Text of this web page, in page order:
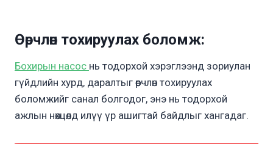
Өөрчлөн тохируулах боломж:
Бохирын насос нь тодорхой хэрэглээнд зориулан
гүйдлийн хурд, даралтыг өөрчлөн тохируулах
боломжийг санал болгодог, энэ нь тодорхой
ажлын нөхцөлд илүү үр ашигтай байдлыг хангадаг.